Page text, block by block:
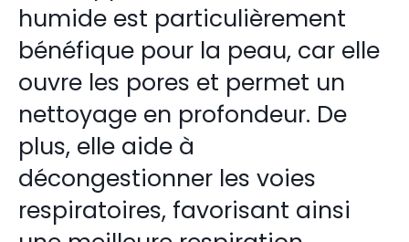
humide est particulièrement
bénéfique pour la peau, car elle
ouvre les pores et permet un
nettoyage en profondeur. De
plus, elle aide à
décongestionner les voies
respiratoires, favorisant ainsi